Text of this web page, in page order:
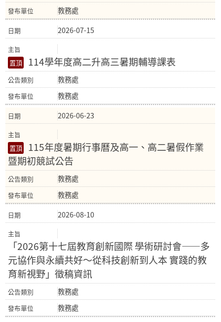
教務處
2026-07-15
114學年度高二升高三暑期輔導課表
教務處
教務處
2026-06-23
115年度暑期行事曆及高一、高二暑假作業
暨期初競試公告
教務處
教務處
2026-08-10
「2026第十七屆教育創新國際 學術研討會——多
元協作與永續共好～從科技創新到人本 實踐的教
育新視野」徵稿資訊
教務處
教務處